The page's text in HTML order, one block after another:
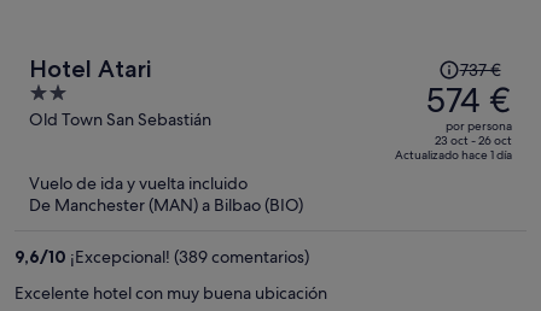
Hotel Atari
2
out
Old Town San Sebastián
El
precio
era
de
737 €,
737 €
574 €
por persona
23 oct - 26 oct
Actualizado hace 1 día
Vuelo de ida y vuelta incluido
De Manchester (MAN) a Bilbao (BIO)
9,6/10 ¡Excepcional! (389 comentarios)
Excelente hotel con muy buena ubicación